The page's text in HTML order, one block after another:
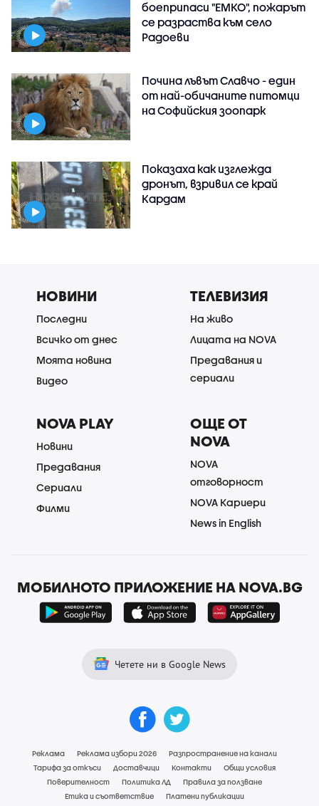
боеприпаси "ЕМКО", пожарът
се разраства към село
Радоеви
Почина лъвът Славчо - един
от най-обичаните питомци
на Софийския зоопарк
Показаха как изглежда
дронът, взривил се край
Кардам
НОВИНИ
Последни
Всичко от днес
Моята новина
Видео
ТЕЛЕВИЗИЯ
На живо
Лицата на NOVA
Предавания и
сериали
NOVA PLAY
Новини
Предавания
Сериали
Филми
ОЩЕ ОТ
NOVA
NOVA
отговорност
NOVA Кариери
News in English
МОБИЛНОТО ПРИЛОЖЕНИЕ НА NOVA.BG
Четете ни в Google News
Реклама Реклама избори 2026
Разпространение на канали
Тарифа за откъси
Доставчици Контакти
Общи условия
Поверителност
Политика ЛД
Правила за ползване
Етика и съответствие
Платени публикации